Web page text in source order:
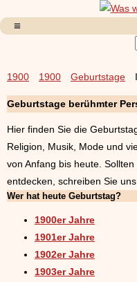
1900 1900 Geburtstage
Geburtstage berühmter
Hier finden Sie die
Religion, Musik, Mode und
von Anfang bis heute.
entdecken, schreiben Sie
Wer hat heute Geburtstag?
1900er Jahre
1901er Jahre
1902er Jahre
1903er Jahre